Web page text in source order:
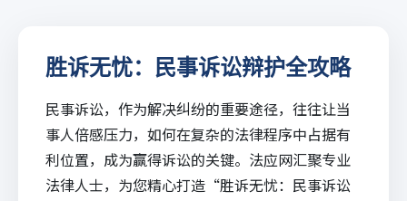
胜诉无忧：民事诉讼辩护全攻略
民事诉讼，作为解决纠纷的重要途径，往往让当
事人倍感压力，如何在复杂的法律程序中占据有
利位置，成为赢得诉讼的关键。 法应网汇聚专业
法律人士，为您精心打造“胜诉无忧：民事诉讼